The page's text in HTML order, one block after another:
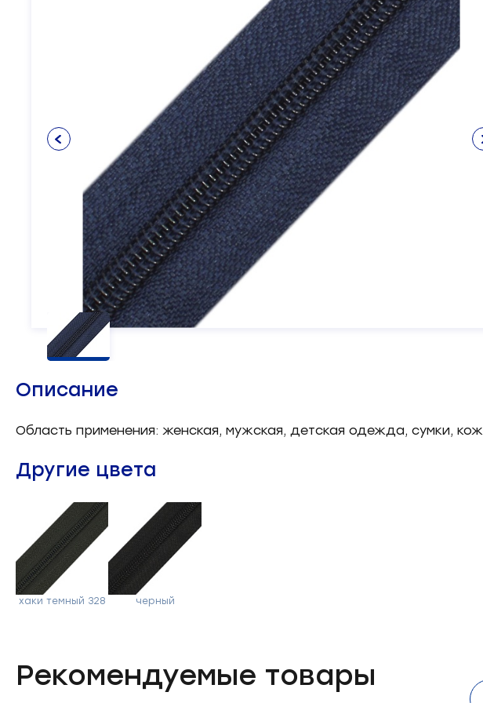
Нитки х/б
Лента брючная
Лента корсажная
Пряжка
Блочка
Хольнитен
12
5
Клеевые и прокладочные
5
Косая бейка 3
Кружево 6
Шнуры 4
Прикладные материалы
Ткань подкладочная
Товары для маркировки
Утеплители и наполнители
Окантователь
оборудования
Масленка
Масло
Механизм
Ножи
Запчасти: иглы
Нетканые материалы
Установочное оборудование
Описание
Область применения: женская, мужская, детская одежда, сумки,
Другие цвета
хаки темный 328 черный
Рекомендуемые товары